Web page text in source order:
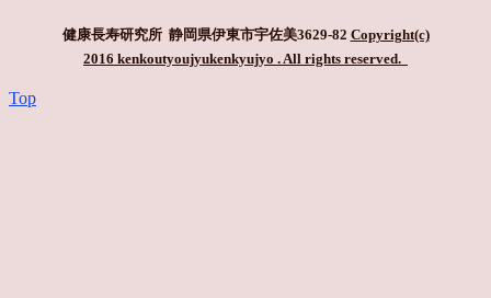
健康長寿研究所 静岡県伊東市宇佐美3629-82 Copyright(c)
2016 kenkoutyoujyukenkyujyo . All rights reserved.
Top